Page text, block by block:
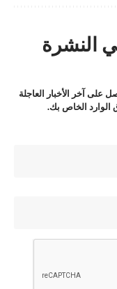
النشرة
على آخر الأخبار العاجلة
الوارد الخاص بك.